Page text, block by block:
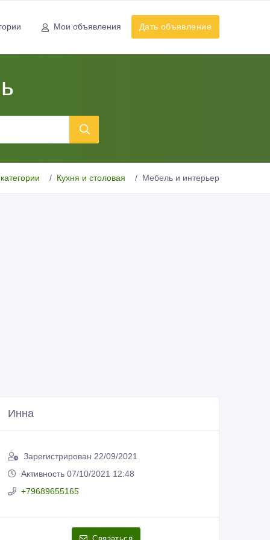
Мои объявления Дать объявление
Кухня и столовая Мебель и интерьер
Инна
Зарегистрирован 22/09/2021
Активность 07/10/2021 12:48
+79689655165